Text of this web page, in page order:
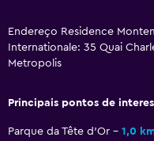
Lavanderia
Lavanderia
Quarto
Endereço Residence
Internationale: 35 Quai
Metropolis
Principais pontos de
Parque da Tête d'Or 1,0